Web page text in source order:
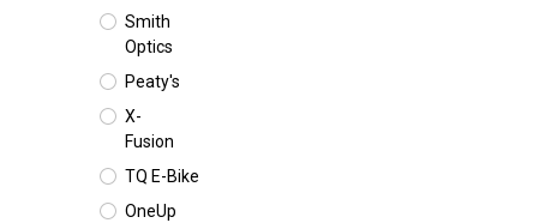
Smith
Optics
Peaty's
X-
Fusion
TQ E-Bike
OneUp